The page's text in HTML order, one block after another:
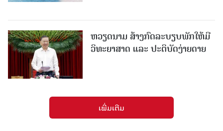
ຫວຽດນາມ ສ້າງກົດລະບຽບພັກໃຫ້ມີ
ວິທະຍາສາດ ແລະ ປະຕິບັດງ່າຍດາຍ
ເພີ່ມເຕີມ